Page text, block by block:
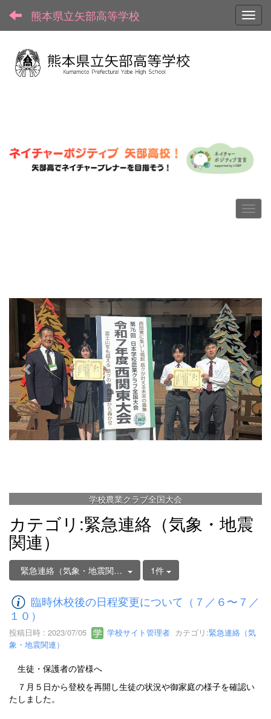
熊本県立矢部高等学校
学校農業クラブ全国大会
o
u
s
カテゴリ:緊急連絡（気象・地震
関連）
緊急連絡（気象・地震関連） 1件
臨時休校後の日程変更について（７／６〜７／
１０）
投稿日時 : 2023/07/05 学校サイト管理者 カテゴリ:緊急連絡（気
象・地震関連）
生徒・保護者の皆様へ
７月５日から登校を再開し生徒の状況や御家庭の様子を確認い
たしました。